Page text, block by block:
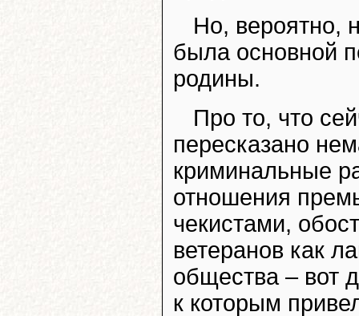
Но, вероятно,
была основной
родины.
Про то, что
пересказано
криминальные
отношения
чекистами,
ветеранов как
общества – вот
к которым